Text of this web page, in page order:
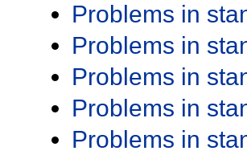
Problems in
Problems in
Problems in
Problems in
Problems in